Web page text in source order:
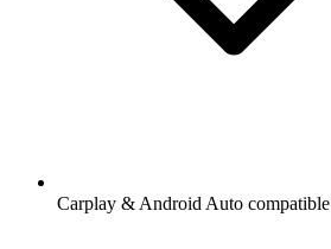
Carplay & Android Auto compatible